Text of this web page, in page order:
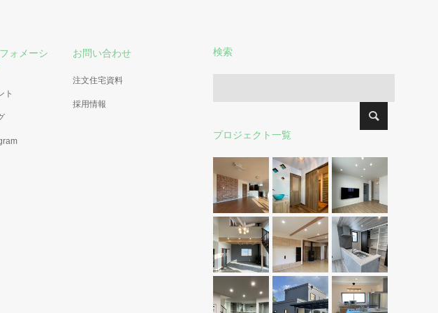
ォメーシ
ト
お問い合わせ
注文住宅資料
採用情報
検索
プロジェクト一覧